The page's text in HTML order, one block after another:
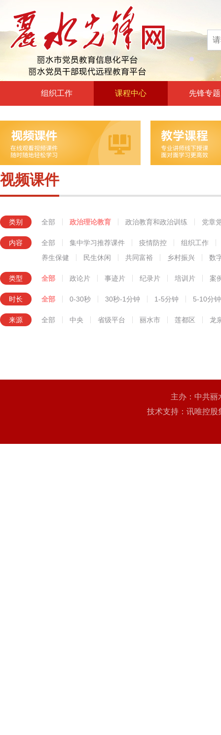
组织工作
领导动态
自身建设
组工文件
组工之窗
课程中心
政治教育和政治训练
党章党规党纪教育
革命传统教育
先锋专题
视频课件
类别 全部 政治理论教育 政治教育和政治训练 党章
内容 全部 集中学习推荐课件 疫情防控
组织工作
养生保健
民生休闲 共同富裕 乡村振兴 数
类型 全部 政论片 事迹片 纪录片 培训片 案
时长 全部 0-30秒 30秒-1分钟 1-5分钟 5-10分钟
来源 全部 中央 省级平台 丽水市 莲都区 龙
主办：中共
技术支持：讯唯控